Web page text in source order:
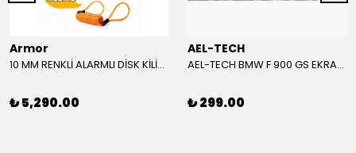
Armor
10 MM RENKLİ ALARMLI DİSK KİLİDİ YENİ VERSİYON
₺ 5,290.00
AEL-TECH
AEL-TECH BMW F 900 GS EKRAN/GÖSTERGE KORUYUCU 2024-2025
₺ 299.00